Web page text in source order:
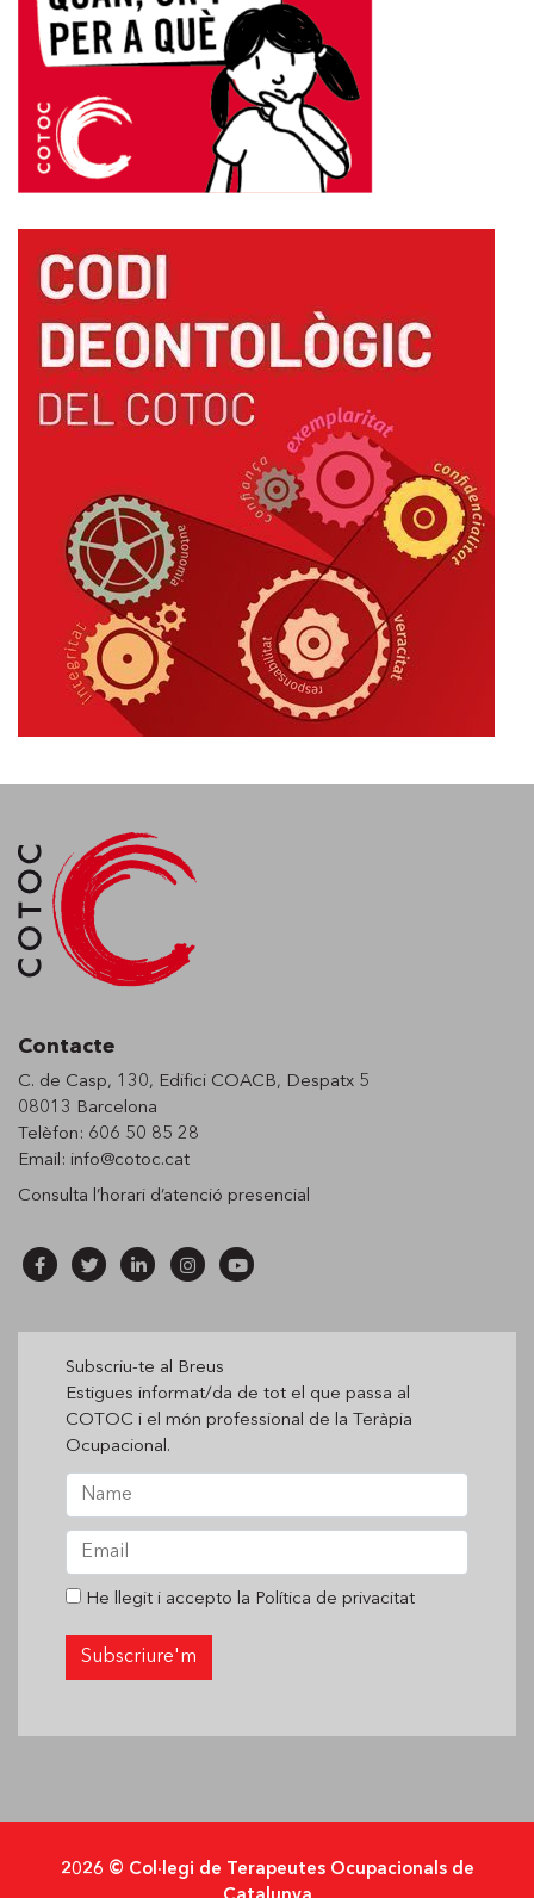
Contacte
C. de Casp, 130, Edifici COACB, Despatx 5
08013 Barcelona
Telèfon: 606 50 85 28
Email: info@cotoc.cat
Consulta l’horari d’atenció presencial
Subscriu-te al Breus
Estigues informat/da de tot el que passa al
COTOC i el món professional de la Teràpia
Ocupacional.
He llegit i accepto la Política de privacitat
2026 © Col·legi de Terapeutes Ocupacionals de